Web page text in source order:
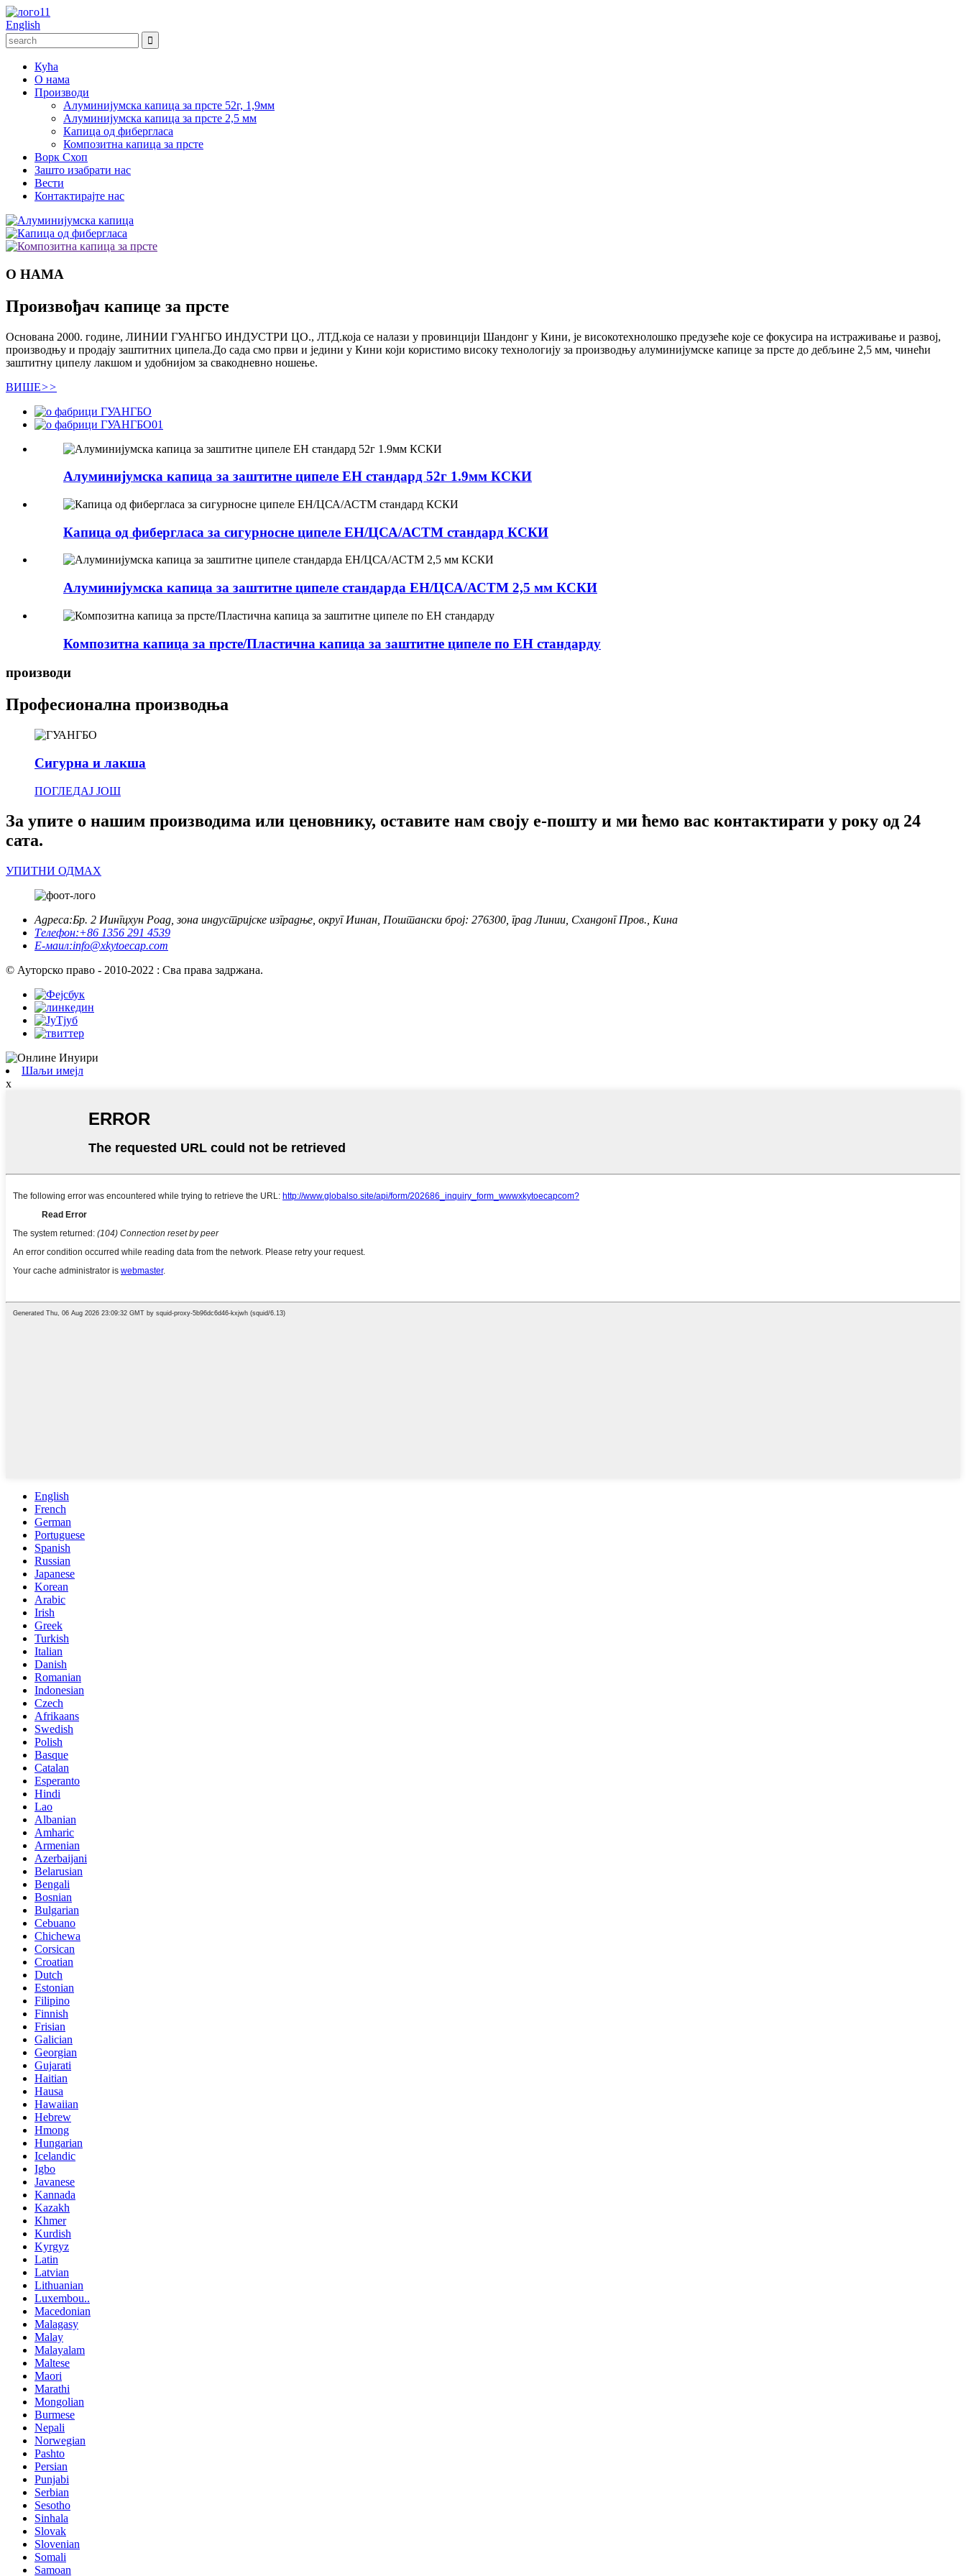
English
Кућа
О нама
Производи
Алуминијумска капица за прсте 52г, 1,9мм
Алуминијумска капица за прсте 2,5 мм
Капица од фибергласа
Композитна капица за прсте
Ворк Схоп
Зашто изабрати нас
Вести
Контактирајте нас
О НАМА
Произвођач капице за прсте
Основана 2000. године, ЛИНИИ ГУАНГБО ИНДУСТРИ ЦО., ЛТД.која се налази у провинцији Шандонг у Кини, је високотехнолошко предузеће које се фокусира на истраживање и развој,
производњу и продају заштитних ципела.До сада смо први и једини у Кини који користимо високу технологију за производњу алуминијумске капице за прсте до дебљине 2,5 мм, чинећи
заштитну ципелу лакшом и удобнијом за свакодневно ношење.
ВИШЕ>>
Алуминијумска капица за заштитне ципеле ЕН стандард 52г 1.9мм КСКИ
Капица од фибергласа за сигурносне ципеле ЕН/ЦСА/АСТМ стандард КСКИ
Алуминијумска капица за заштитне ципеле стандарда ЕН/ЦСА/АСТМ 2,5 мм КСКИ
Композитна капица за прсте/Пластична капица за заштитне ципеле по ЕН стандарду
производи
Професионална производња
Сигурна и лакша
ПОГЛЕДАЈ ЈОШ
За упите о нашим производима или ценовнику, оставите нам своју е-пошту и ми ћемо вас контактирати у року од 24
сата.
УПИТНИ ОДМАХ
Адреса:Бр. 2 Иингцхун Роад, зона индустријске изградње, округ Иинан, Поштански број: 276300, град Линии, Схандонг Пров., Кина
Телефон:+86 1356 291 4539
Е-маил:info@xkytoecap.com
© Ауторско право - 2010-2022 : Сва права задржана.
Шаљи имејл
x
English
French
German
Portuguese
Spanish
Russian
Japanese
Korean
Arabic
Irish
Greek
Turkish
Italian
Danish
Romanian
Indonesian
Czech
Afrikaans
Swedish
Polish
Basque
Catalan
Esperanto
Hindi
Lao
Albanian
Amharic
Armenian
Azerbaijani
Belarusian
Bengali
Bosnian
Bulgarian
Cebuano
Chichewa
Corsican
Croatian
Dutch
Estonian
Filipino
Finnish
Frisian
Galician
Georgian
Gujarati
Haitian
Hausa
Hawaiian
Hebrew
Hmong
Hungarian
Icelandic
Igbo
Javanese
Kannada
Kazakh
Khmer
Kurdish
Kyrgyz
Latin
Latvian
Lithuanian
Luxembou..
Macedonian
Malagasy
Malay
Malayalam
Maltese
Maori
Marathi
Mongolian
Burmese
Nepali
Norwegian
Pashto
Persian
Punjabi
Serbian
Sesotho
Sinhala
Slovak
Slovenian
Somali
Samoan